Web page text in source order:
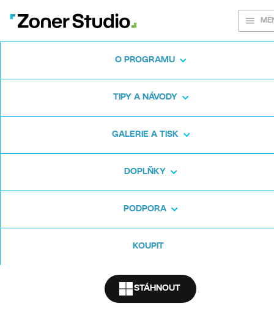
O PROGRAMU
TIPY A NÁVODY
GALERIE A TISK
DOPLŇKY
PODPORA
KOUPIT
STÁHNOUT
Na každém
snímku záleží